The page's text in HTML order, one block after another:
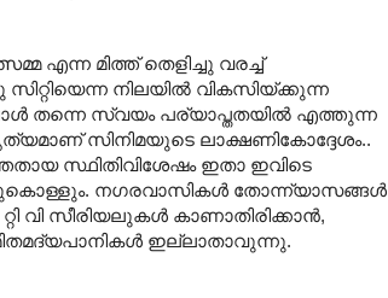
മിത്ത് തെളിച്ചു വരച്ച്
നിലയിൽ വികസിയ്ക്കുന്ന
തന്നെ സ്വയം പര്യാപ്തതയിൽ എത്തുന്ന
സിനിമയുടെ ലാക്ഷണികോദ്ദേശം..
സ്ഥിതിവിശേഷം ഇതാ ഇവിടെ
നഗരവാസികൾ തോന്ന്യാസങ്ങൾ
വി സീരിയലുകൾ കാണാതിരിക്കാൻ,
ഇല്ലാതാവുന്നു.